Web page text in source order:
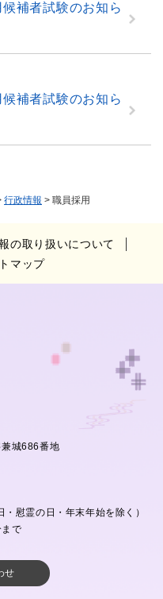
行政情報 > 職員採用
補者試験のお知ら
補者試験のお知ら
の取り扱いについて
マップ
城686番地
慰霊の日・年末年始を除く）
で
せ